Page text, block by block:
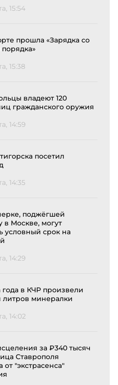
15:54
прошла «Зарядка со
15:38
владеют 120
гражданского оружия
14:59
посетил
14:35
поджёгшей
в Москве, могут
условный срок на
14:29
года в КЧР произвели
литров минералки
14:02
за ₽340 тысяч
Ставрополя
от "экстрасенса"